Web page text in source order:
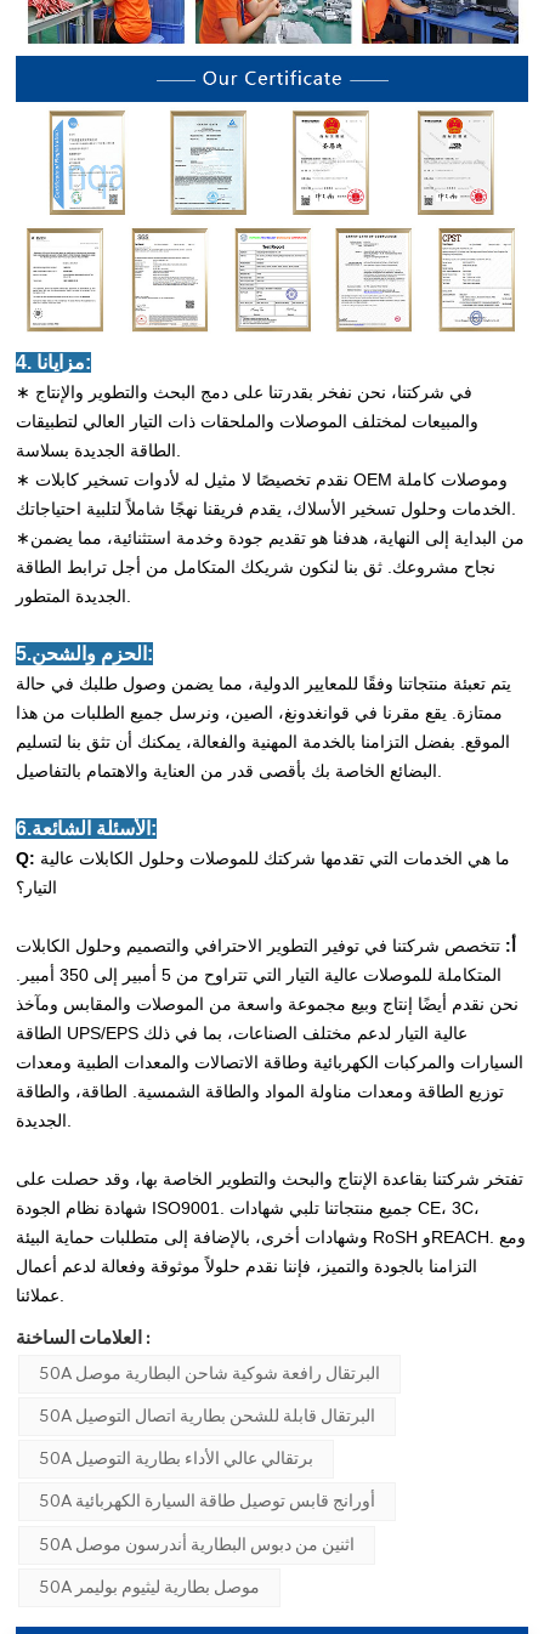
4. مزايانا:
∗ في شركتنا، نحن نفخر بقدرتنا على دمج البحث والتطوير والإنتاج
والمبيعات لمختلف الموصلات والملحقات ذات التيار العالي لتطبيقات
∗ نقدم تخصيصًا لا مثيل له لأدوات تسخير كابلات OEM وموصلات كاملة
∗من البداية إلى النهاية، هدفنا هو تقديم جودة وخدمة استثنائية، مما يضمن
نجاح مشروعك. ثق بنا لنكون شريكك المتكامل من أجل ترابط الطاقة
5.الحزم والشحن:
يتم تعبئة منتجاتنا وفقًا للمعايير الدولية، مما يضمن وصول طلبك في حالة
ممتازة. يقع مقرنا في قوانغدونغ، الصين، ونرسل جميع الطلبات من هذا
الموقع. بفضل التزامنا بالخدمة المهنية والفعالة، يمكنك أن تثق بنا لتسليم
6.الأسئلة الشائعة:
Q:
التيار؟
أ: تتخصص شركتنا في توفير التطوير الاحترافي والتصميم وحلول الكابلات
المتكاملة للموصلات عالية التيار التي تتراوح من 5 أمبير إلى 350 أمبير.
نحن نقدم أيضًا إنتاج وبيع مجموعة واسعة من الموصلات والمقابس ومآخذ
الطاقة UPS/EPS عالية التيار لدعم مختلف الصناعات، بما في ذلك
السيارات والمركبات الكهربائية وطاقة الاتصالات والمعدات الطبية ومعدات
توزيع الطاقة ومعدات مناولة المواد والطاقة الشمسية. الطاقة، والطاقة
تفتخر شركتنا بقاعدة الإنتاج والبحث والتطوير الخاصة بها، وقد حصلت على
شهادة نظام الجودة ISO9001. جميع منتجاتنا تلبي شهادات CE، 3C،
وشهادات أخرى، بالإضافة إلى متطلبات حماية البيئة RoSH وREACH. ومع
التزامنا بالجودة والتميز، فإننا نقدم حلولاً موثوقة وفعالة لدعم أعمال
العلامات الساخنة :
50A البرتقال رافعة شوكية شاحن البطارية موصل
50A البرتقال قابلة للشحن بطارية اتصال التوصيل
50A برتقالي عالي الأداء بطارية التوصيل
50A أورانج قابس توصيل طاقة السيارة الكهربائية
50A اثنين من دبوس البطارية أندرسون موصل
50A موصل بطارية ليثيوم بوليمر